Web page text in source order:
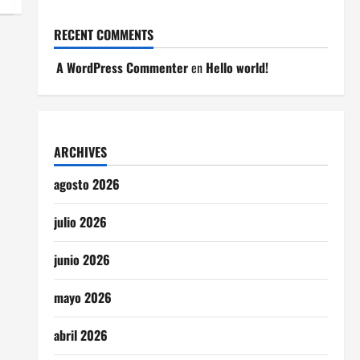
RECENT COMMENTS
A WordPress Commenteren Hello world!
ARCHIVES
agosto 2026
julio 2026
junio 2026
mayo 2026
abril 2026